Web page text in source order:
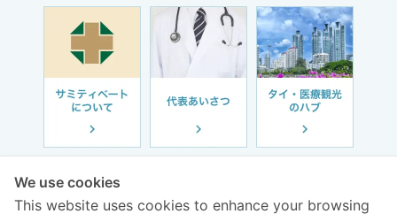
We use cookies
This website uses cookies to enhance your browsing